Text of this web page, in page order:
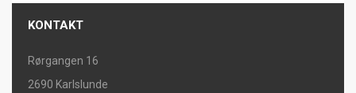
KONTAKT
Rørgangen 16
2690 Karlslunde